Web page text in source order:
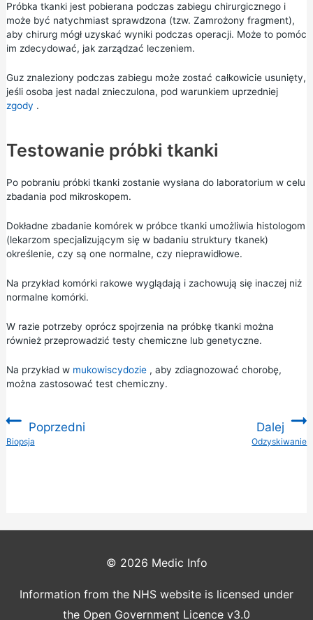
Próbka tkanki jest pobierana podczas zabiegu chirurgicznego i
może być natychmiast sprawdzona (tzw. Zamrożony fragment),
aby chirurg mógł uzyskać wyniki podczas operacji. Może to pomóc
im zdecydować, jak zarządzać leczeniem.
Guz znaleziony podczas zabiegu może zostać całkowicie usunięty,
jeśli osoba jest nadal znieczulona, pod warunkiem uprzedniej
zgody .
Testowanie próbki tkanki
Po pobraniu próbki tkanki zostanie wysłana do laboratorium w celu
zbadania pod mikroskopem.
Dokładne zbadanie komórek w próbce tkanki umożliwia histologom
(lekarzom specjalizującym się w badaniu struktury tkanek)
określenie, czy są one normalne, czy nieprawidłowe.
Na przykład komórki rakowe wyglądają i zachowują się inaczej niż
normalne komórki.
W razie potrzeby oprócz spojrzenia na próbkę tkanki można
również przeprowadzić testy chemiczne lub genetyczne.
Na przykład w mukowiscydozie, aby zdiagnozować chorobę,
można zastosować test chemiczny.
Poprzedni
:Biopsja
Dalej
Odzyskiwanie
© 2026 Medic Info
Information from the NHS website is licensed under
the Open Government Licence v3.0